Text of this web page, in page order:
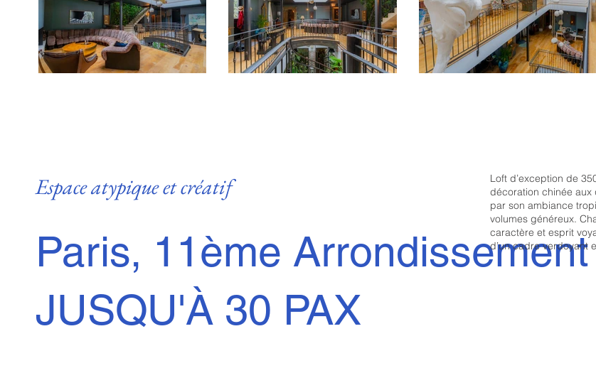
Espace atypique et créatif
Paris, 11ème Arrondissement
JUSQU'À 30 PAX
Loft d’exception de
décoration chinée
par son ambiance
volumes généreux.
caractère et esprit
d’un cadre verdoyant